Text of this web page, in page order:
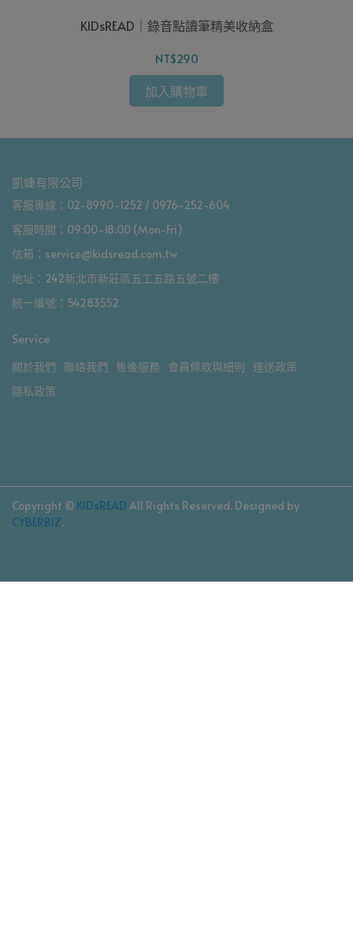
KIDsREAD｜錄音點讀筆精美收納盒
NT$290
加入購物車
凱婕有限公司
客服專線：02-8990-1252 / 0976-252-604
客服時間：09:00-18:00 (Mon-Fri)
信箱：service@kidsread.com.tw
地址：242新北市新莊區五工五路五號二樓
統一編號：54283552
Service
關於我們 聯絡我們 售後服務 會員條款與細則
運送政策
隱私政策
Copyright © KIDsREAD All Rights Reserved. Designed by
CYBERBIZ.